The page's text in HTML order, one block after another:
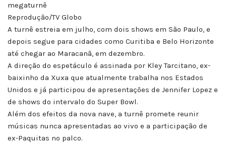
megaturnê
Reprodução/TV Globo
A turnê estreia em julho, com dois shows em São Paulo, e
depois segue para cidades como Curitiba e Belo Horizonte
até chegar ao Maracanã, em dezembro.
A direção do espetáculo é assinada por Kley Tarcitano, ex-
baixinho da Xuxa que atualmente trabalha nos Estados
Unidos e já participou de apresentações de Jennifer Lopez e
de shows do intervalo do Super Bowl.
Além dos efeitos da nova nave, a turnê promete reunir
músicas nunca apresentadas ao vivo e a participação de
ex-Paquitas no palco.